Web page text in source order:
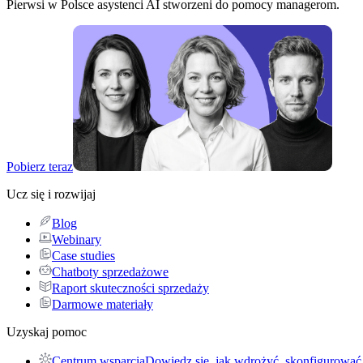
Pierwsi w Polsce asystenci AI stworzeni do pomocy managerom.
Pobierz teraz
Ucz się i rozwijaj
Blog
Webinary
Case studies
Chatboty sprzedażowe
Raport skuteczności sprzedaży
Darmowe materiały
Uzyskaj pomoc